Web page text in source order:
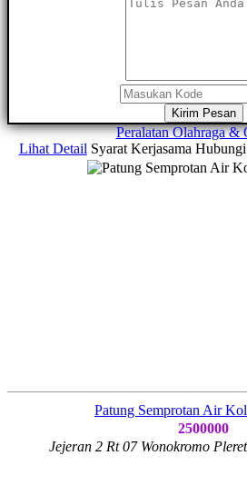
Kirim Pesan
Peralatan Olahraga &
Lihat Detail Syarat Kerjasama
Patung Semprotan Air
2500000
Jejeran 2 Rt 07 Wonokromo